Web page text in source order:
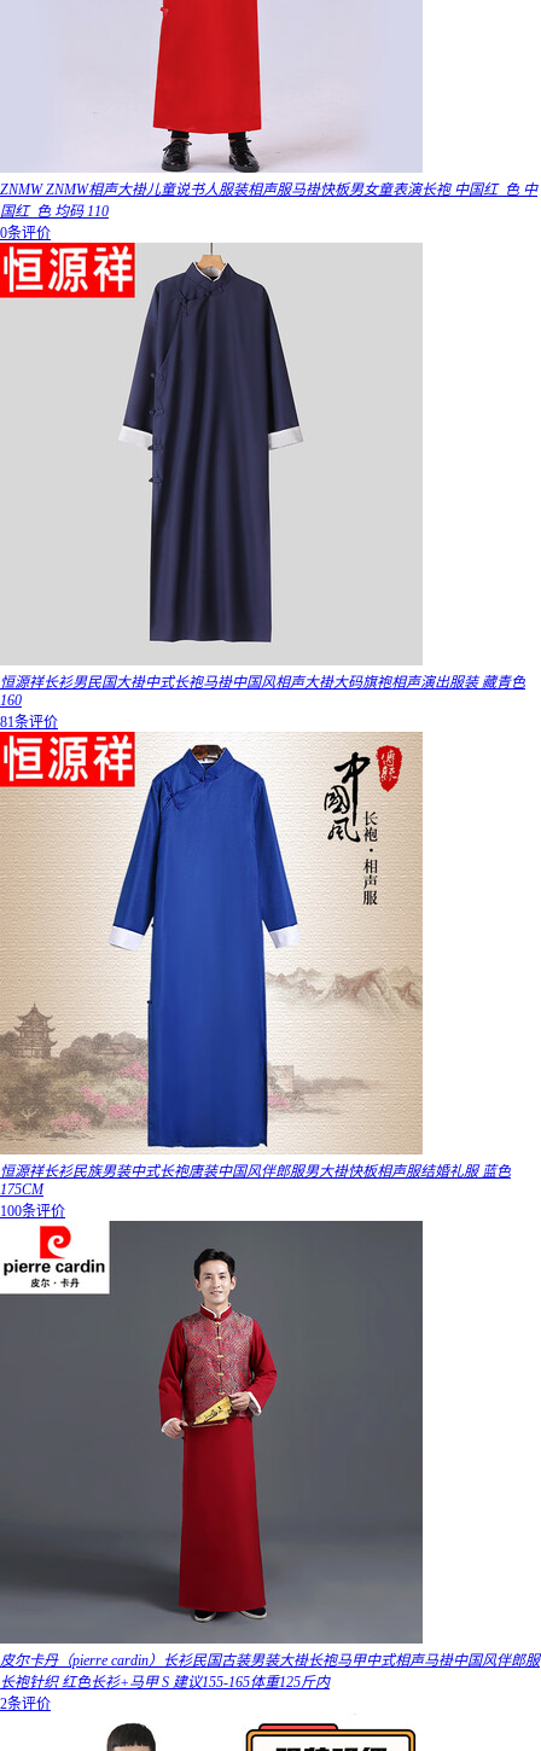
ZNMW ZNMW相声大褂儿童说书人服装相声服马褂快板男女童表演长袍 中国红_色 中
国红_色 均码 110
0条评价
恒源祥长衫男民国大褂中式长袍马褂中国风相声大褂大码旗袍相声演出服装 藏青色
160
81条评价
恒源祥长衫民族男装中式长袍唐装中国风伴郎服男大褂快板相声服结婚礼服 蓝色
175CM
100条评价
皮尔卡丹（pierre cardin）长衫民国古装男装大褂长袍马甲中式相声马褂中国风伴郎服
长袍针织 红色长衫+马甲 S 建议155-165体重125斤内
2条评价